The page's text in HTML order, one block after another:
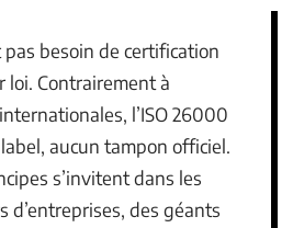
pas besoin de certification
loi. Contrairement à
l’ISO 26000
aucun tampon officiel.
s’invitent dans les
d’entreprises, des géants